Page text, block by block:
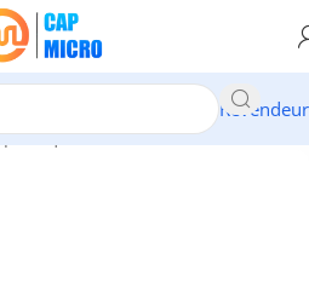
Revendeur
/Haut-Parleurs